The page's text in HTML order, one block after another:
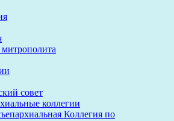
совет
коллегии
Коллегия по